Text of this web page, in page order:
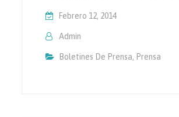
Febrero 12, 2014
Admin
Boletines De Prensa, Prensa